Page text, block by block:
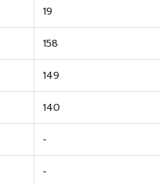
19
158
149
140
-
-